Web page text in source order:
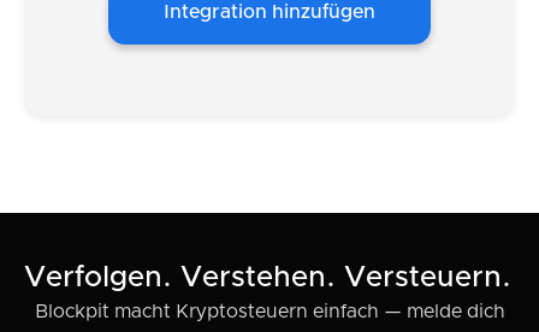
Integration hinzufügen
Verfolgen. Verstehen. Versteuern.
Blockpit macht Kryptosteuern einfach — melde dich